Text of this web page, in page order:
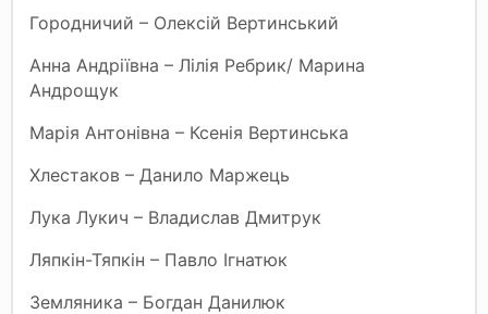
Городничий – Олексій Вертинський
Анна Андріївна – Лілія Ребрик/ Марина
Андрощук
Марія Антонівна – Ксенія Вертинська
Хлестаков – Данило Маржець
Лука Лукич – Владислав Дмитрук
Ляпкін-Тяпкін – Павло Ігнатюк
Земляника – Богдан Данилюк